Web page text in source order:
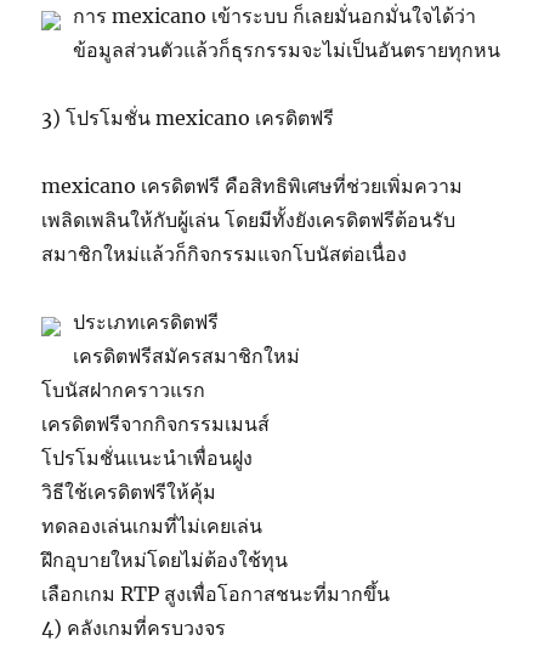
การ mexicano เข้าระบบ ก็เลยมั่นอกมั่นใจได้ว่า
ข้อมูลส่วนตัวแล้วก็ธุรกรรมจะไม่เป็นอันตรายทุกหน
3) โปรโมชั่น mexicano เครดิตฟรี
mexicano เครดิตฟรี คือสิทธิพิเศษที่ช่วยเพิ่มความ
เพลิดเพลินให้กับผู้เล่น โดยมีทั้งยังเครดิตฟรีต้อนรับ
สมาชิกใหม่แล้วก็กิจกรรมแจกโบนัสต่อเนื่อง
ประเภทเครดิตฟรี
เครดิตฟรีสมัครสมาชิกใหม่
โบนัสฝากคราวแรก
เครดิตฟรีจากกิจกรรมเมนส์
โปรโมชั่นแนะนำเพื่อนฝูง
วิธีใช้เครดิตฟรีให้คุ้ม
ทดลองเล่นเกมที่ไม่เคยเล่น
ฝึกอุบายใหม่โดยไม่ต้องใช้ทุน
เลือกเกม RTP สูงเพื่อโอกาสชนะที่มากขึ้น
4) คลังเกมที่ครบวงจร